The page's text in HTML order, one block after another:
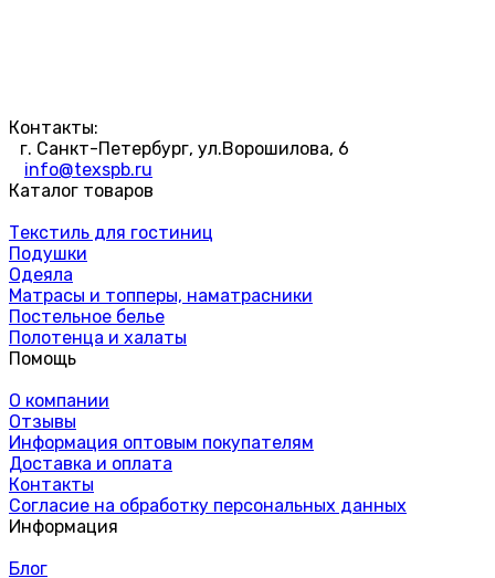
Контакты:
г. Санкт-Петербург, ул.Ворошилова, 6
info@texspb.ru
Каталог товаров
Текстиль для гостиниц
Подушки
Одеяла
Матрасы и топперы, наматрасники
Постельное белье
Полотенца и халаты
Помощь
О компании
Отзывы
Информация оптовым покупателям
Доставка и оплата
Контакты
Согласие на обработку персональных данных
Информация
Блог